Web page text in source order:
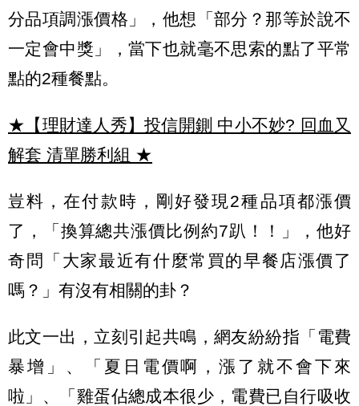
分品項調漲價格」，他想「部分？那等於說不
一定會中獎」，當下也就毫不思索的點了平常
點的2種餐點。
★【理財達人秀】投信開鍘 中小不妙? 回血又
解套 清單勝利組 ★
豈料，在付款時，剛好發現2種品項都漲價
了，「換算總共漲價比例約7趴！！」，他好
奇問「大家最近有什麼常買的早餐店漲價了
嗎？」有沒有相關的卦？
此文一出，立刻引起共鳴，網友紛紛指「電費
暴增」、「夏日電價啊，漲了就不會下來
啦」、「雞蛋佔總成本很少，電費已自行吸收